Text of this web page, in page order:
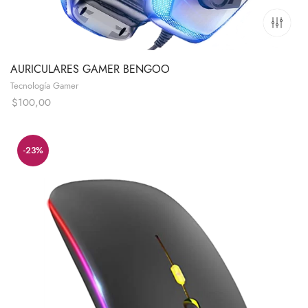
AURICULARES GAMER BENGOO
Tecnología Gamer
$100,00
-23%